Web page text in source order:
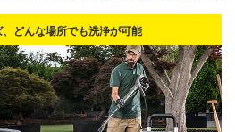
どんな場所でも洗浄が可能